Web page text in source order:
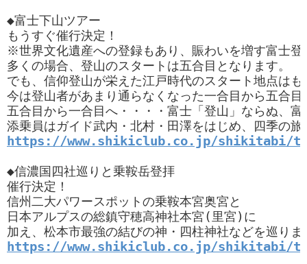
◆富士下山ツアー
もうすぐ催行決定！
※世界文化遺産への登録もあり、賑わいを増す富士登
多くの場合、登山のスタートは五合目となります。
でも、信仰登山が栄えた江戸時代のスタート地点は
今は登山者があまり通らなくなった一合目から五合
五合目から一合目へ・・・・富士「登山」ならぬ、
https://www.shikiclub.co.jp/shikitabi/
◆信濃国四社巡りと乗鞍岳登拝
催行決定！
信州二大パワースポットの乗鞍本宮奥宮と
日本アルプスの総鎮守穂高神社本宮(里宮)に
https://www.shikiclub.co.jp/shikitabi/